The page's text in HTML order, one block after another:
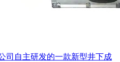
司自主研发的一款新型井下成